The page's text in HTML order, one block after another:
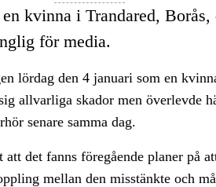
en kvinna i Trandared,
för media.
lördag den 4 januari som en
allvarliga skador men överlevde
senare samma dag.
det fanns föregående planer på
mellan den misstänkte och